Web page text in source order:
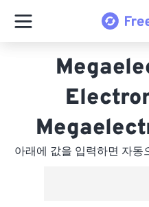
아래에 값을 입력하면 자